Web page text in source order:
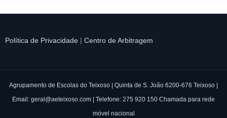
Política de Privacidade | Centro de Arbitragem
Agrupamento de Escolas do Teixoso | Quinta de S. João 6200-676 Teixoso |
Email: geral@aeteixoso.com | Telefone: 275 920 150 Chamada para rede
móvel nacional